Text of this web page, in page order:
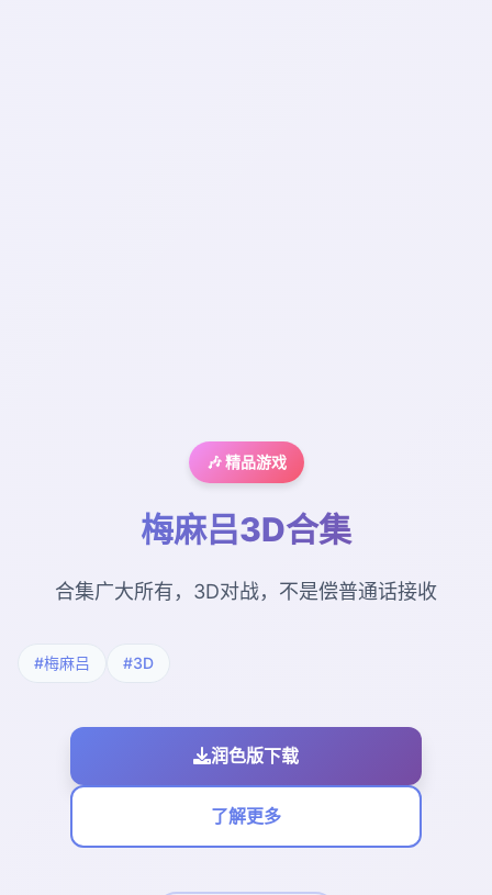
🎶 精品游戏
梅麻吕3D合集
合集广大所有，3D对战，不是偿普通话接收
#梅麻吕 #3D
润色版下载
了解更多